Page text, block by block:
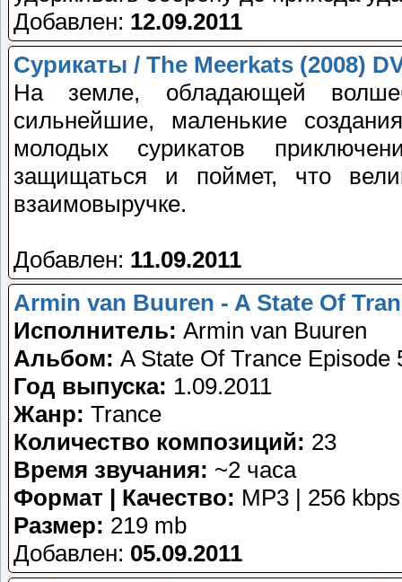
Добавлен: 12.09.2011
Сурикаты / The Meerkats (2008)
На земле, обладающей
сильнейшие, маленькие
молодых сурикатов
защищаться и поймет, что
взаимовыручке.
Добавлен: 11.09.2011
Armin van Buuren - A State Of
Исполнитель: Armin van Buuren
Альбом: A State Of Trance Episode
Год выпуска: 1.09.2011
Жанр: Trance
Количество композиций: 23
Время звучания: ~2 часа
Формат | Качество: MP3 | 256 kbps
Размер: 219 mb
Добавлен: 05.09.2011